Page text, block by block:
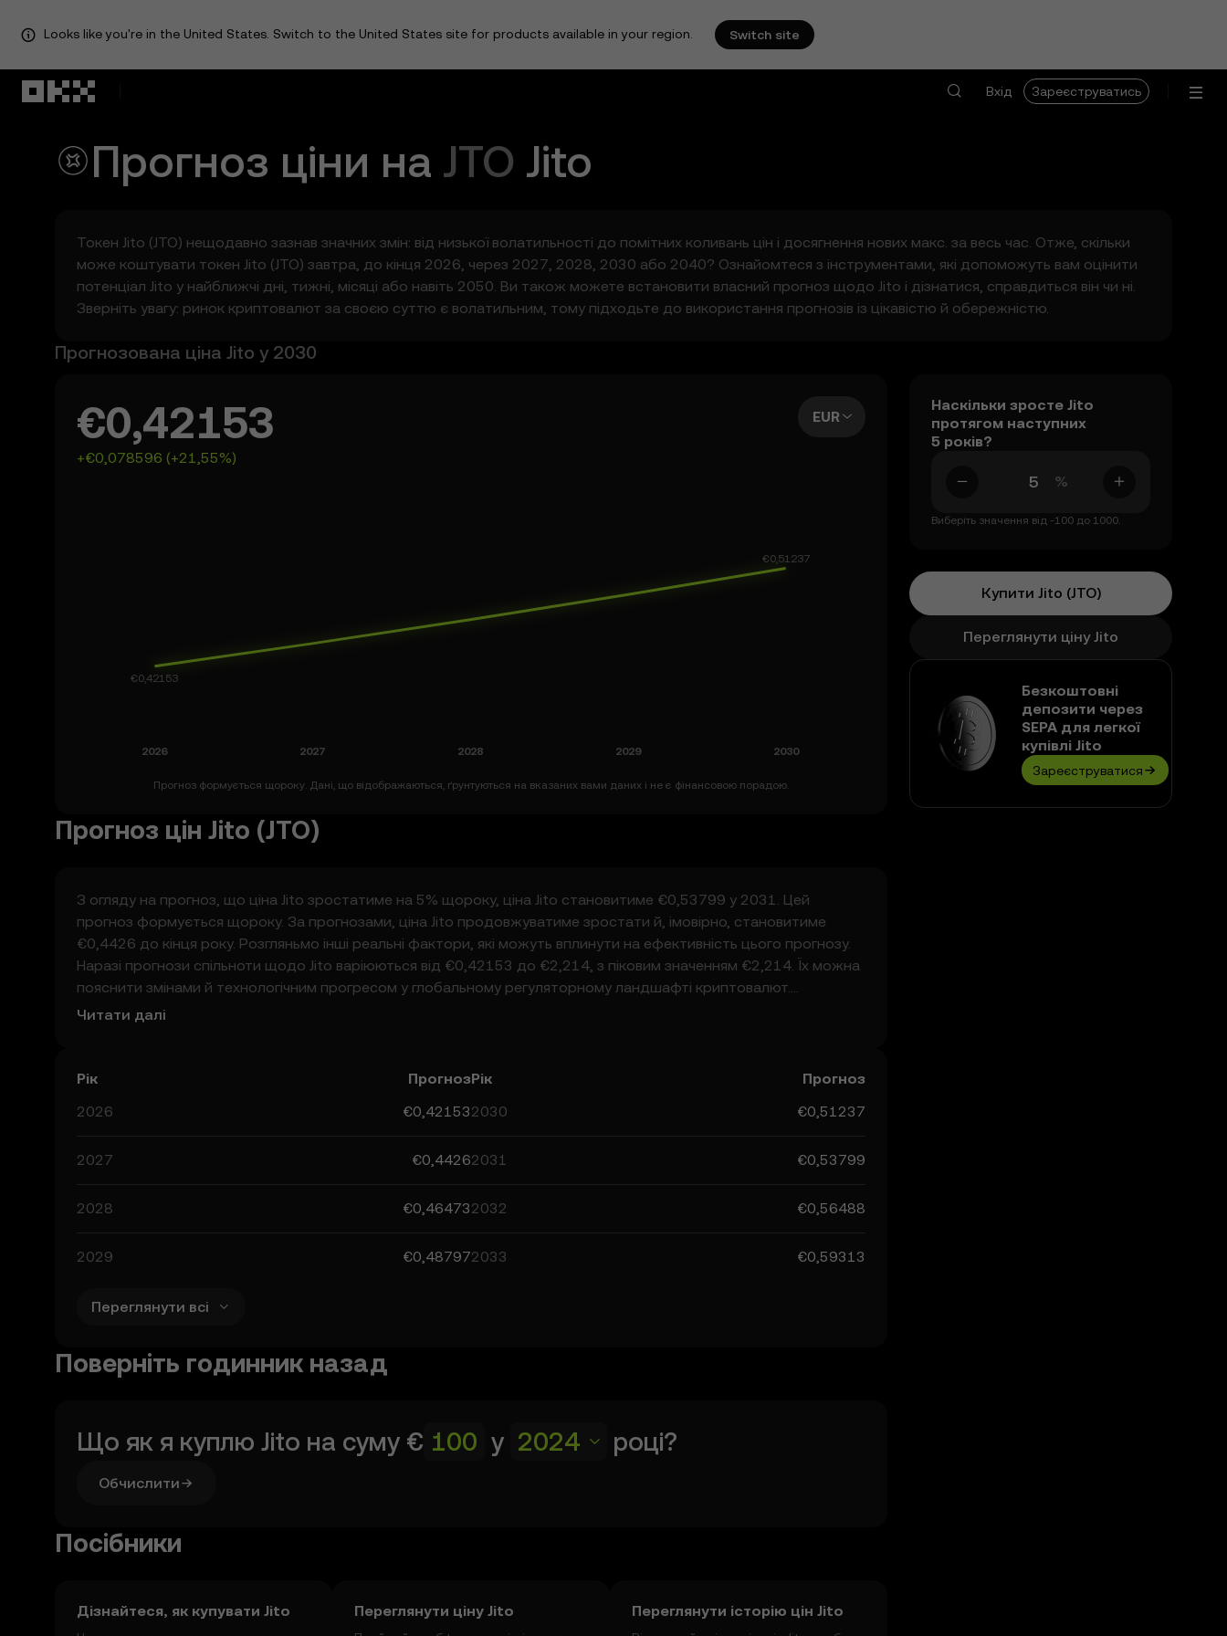
Looks like you're in the United States. Switch to the United States site for products available in your region. Switch site
Вхід
Зареєструватись
Прогноз ціни на JTO Jito
Токен Jito (JTO) нещодавно зазнав значних змін: від низької волатильності до помітних коливань цін і досягнення нових макс. за весь час. Отже, скільки
може коштувати токен Jito (JTO) завтра, до кінця 2026, через 2027, 2028, 2030 або 2040? Ознайомтеся з інструментами, які допоможуть вам оцінити
потенціал Jito у найближчі дні, тижні, місяці або навіть 2050. Ви також можете встановити власний прогноз щодо Jito і дізнатися, справдиться він чи ні.
Зверніть увагу: ринок криптовалют за своєю суттю є волатильним, тому підходьте до використання прогнозів із цікавістю й обережністю.
Прогнозована ціна Jito у 2030
€0,42153
+€0,078596 (+21,55%)
EUR
Прогноз формується щороку. Дані, що відображаються, ґрунтуються на вказаних вами даних і не є фінансовою порадою.
Прогноз цін Jito (JTO)
З огляду на прогноз, що ціна Jito зростатиме на 5% щороку, ціна Jito становитиме €0,53799 у 2031. Цей
прогноз формується щороку. За прогнозами, ціна Jito продовжуватиме зростати й, імовірно, становитиме
€0,4426 до кінця року. Розгляньмо інші реальні фактори, які можуть вплинути на ефективність цього прогнозу.
Наразі прогнози спільноти щодо Jito варіюються від €0,42153 до €2,214, з піковим значенням €2,214. Їх можна
пояснити змінами й технологічним прогресом у глобальному регуляторному ландшафті криптовалют.
Інформація про прогнози щодо Jito може допомогти вам приймати обґрунтовані рішення. Однак пам’ятайте,
Читати далі
Рік
Прогноз
2026
€0,42153
2027 €0,4426
2028 €0,46473
2029 €0,48797
Рік
Прогноз
2030
€0,51237
2031 €0,53799
2032 €0,56488
2033 €0,59313
Переглянути всі
Поверніть годинник назад
Що як я куплю Jito на суму € у 2024 році?
Обчислити
Посібники
Дізнайтеся, як купувати Jito Переглянути ціну Jito Переглянути історію цін Jito
Наскільки зросте Jito
протягом наступних
5 років?
%
Виберіть значення від -100 до 1000.
Купити Jito (JTO)
Переглянути ціну Jito
Безкоштовні
депозити через
SEPA для легкої
купівлі Jito
Зареєструватися